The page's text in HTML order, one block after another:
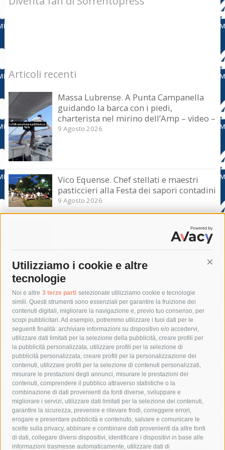
Utilizziamo i cookie e altre
tecnologie
Noi e altre 3 terze parti selezionate utilizziamo cookie e tecnologie
simili. Questi strumenti sono essenziali per garantire la fruizione dei
contenuti digitali, migliorare la navigazione e, previo tuo consenso, per
scopi pubblicitari. Ad esempio, potremmo utilizzare i tuoi dati per le
seguenti finalità: archiviare informazioni su dispositivo e/o accedervi,
utilizzare dati limitati per la selezione della pubblicità, creare profili per
la pubblicità personalizzata, utilizzare profili per la selezione di
pubblicità personalizzata, creare profili per la personalizzazione dei
contenuti, utilizzare profili per la selezione di contenuti personalizzati,
misurare le prestazioni degli annunci, misurare le prestazioni dei
contenuti, comprendere il pubblico attraverso statistiche o la
combinazione di dati provenienti da fonti diverse, sviluppare e
migliorare i servizi, utilizzare dati limitati per la selezione dei contenuti,
garantire la sicurezza, prevenire e rilevare frodi, correggere errori,
erogare e presentare pubblicità e contenuto, salvare e comunicare le
scelte sulla privacy, abbinare e combinare dati provenienti da altre fonti
di dati, collegare diversi dispositivi, identificare i dispositivi in base alle
informazioni trasmesse automaticamente, utilizzare dati di
Articoli recenti
Massa Lubrense. A Punta Campanella
guidando la barca con i piedi,
charterista nel mirino dell’Amp – video –
9 Agosto 2026
Vico Equense. Chef stellati e maestri
pasticcieri alla Festa dei sapori contadini
9 Agosto 2026
sequestrati a due ristoranti di Marina
del Cantone
Tag
acqua allerta meteo
anas
area marina protetta di punta campanella
arresto
Asl Napoli 3 sud
capitaneria di porto capri
carabinieri
castellammare di stabia
circumvesuviana
comune di sorrento
concerto
contagi
costiera amalfitana
covid-19 eav
elezioni
fondazione sorrento
gori guardia costiera
incidente
lavori
lorenzo balducelli mare
massa lubrense
massimo coppola
Meta napoli ordinanza